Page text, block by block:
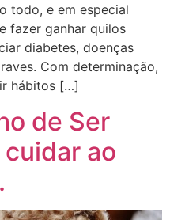
todo, e em especial
fazer ganhar quilos
diabetes, doenças
Com determinação,
hábitos […]
de Ser
ao